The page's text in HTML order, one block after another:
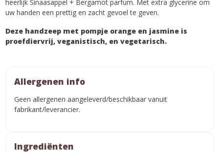
heerlijk Sinaasappel + Bergamot parfum. Met extra glycerine om
uw handen een prettig en zacht gevoel te geven.
Deze handzeep met pompje orange en jasmine is
proefdiervrij, veganistisch, en vegetarisch.
Allergenen info
Geen allergenen aangeleverd/beschikbaar vanuit
fabrikant/leverancier.
Ingrediënten